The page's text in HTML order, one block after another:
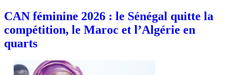
‎CAN féminine 2026 : le Sénégal quitte la
compétition, le Maroc et l’Algérie en
quarts